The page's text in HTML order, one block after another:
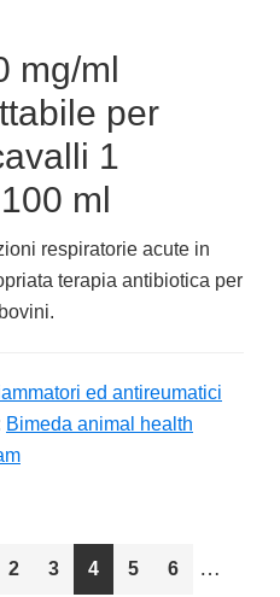
mg/ml
per
1
ml
respiratorie acute in
terapia antibiotica per
ed antireumatici
Bimeda animal health
Go
2
Go
3
Go
4
Go
5
Go
6 …